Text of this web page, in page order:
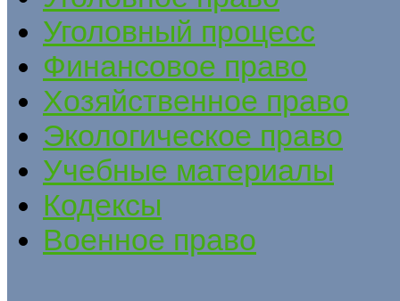
Уголовный процесс
Финансовое право
Хозяйственное право
Экологическое право
Учебные материалы
Кодексы
Военное право